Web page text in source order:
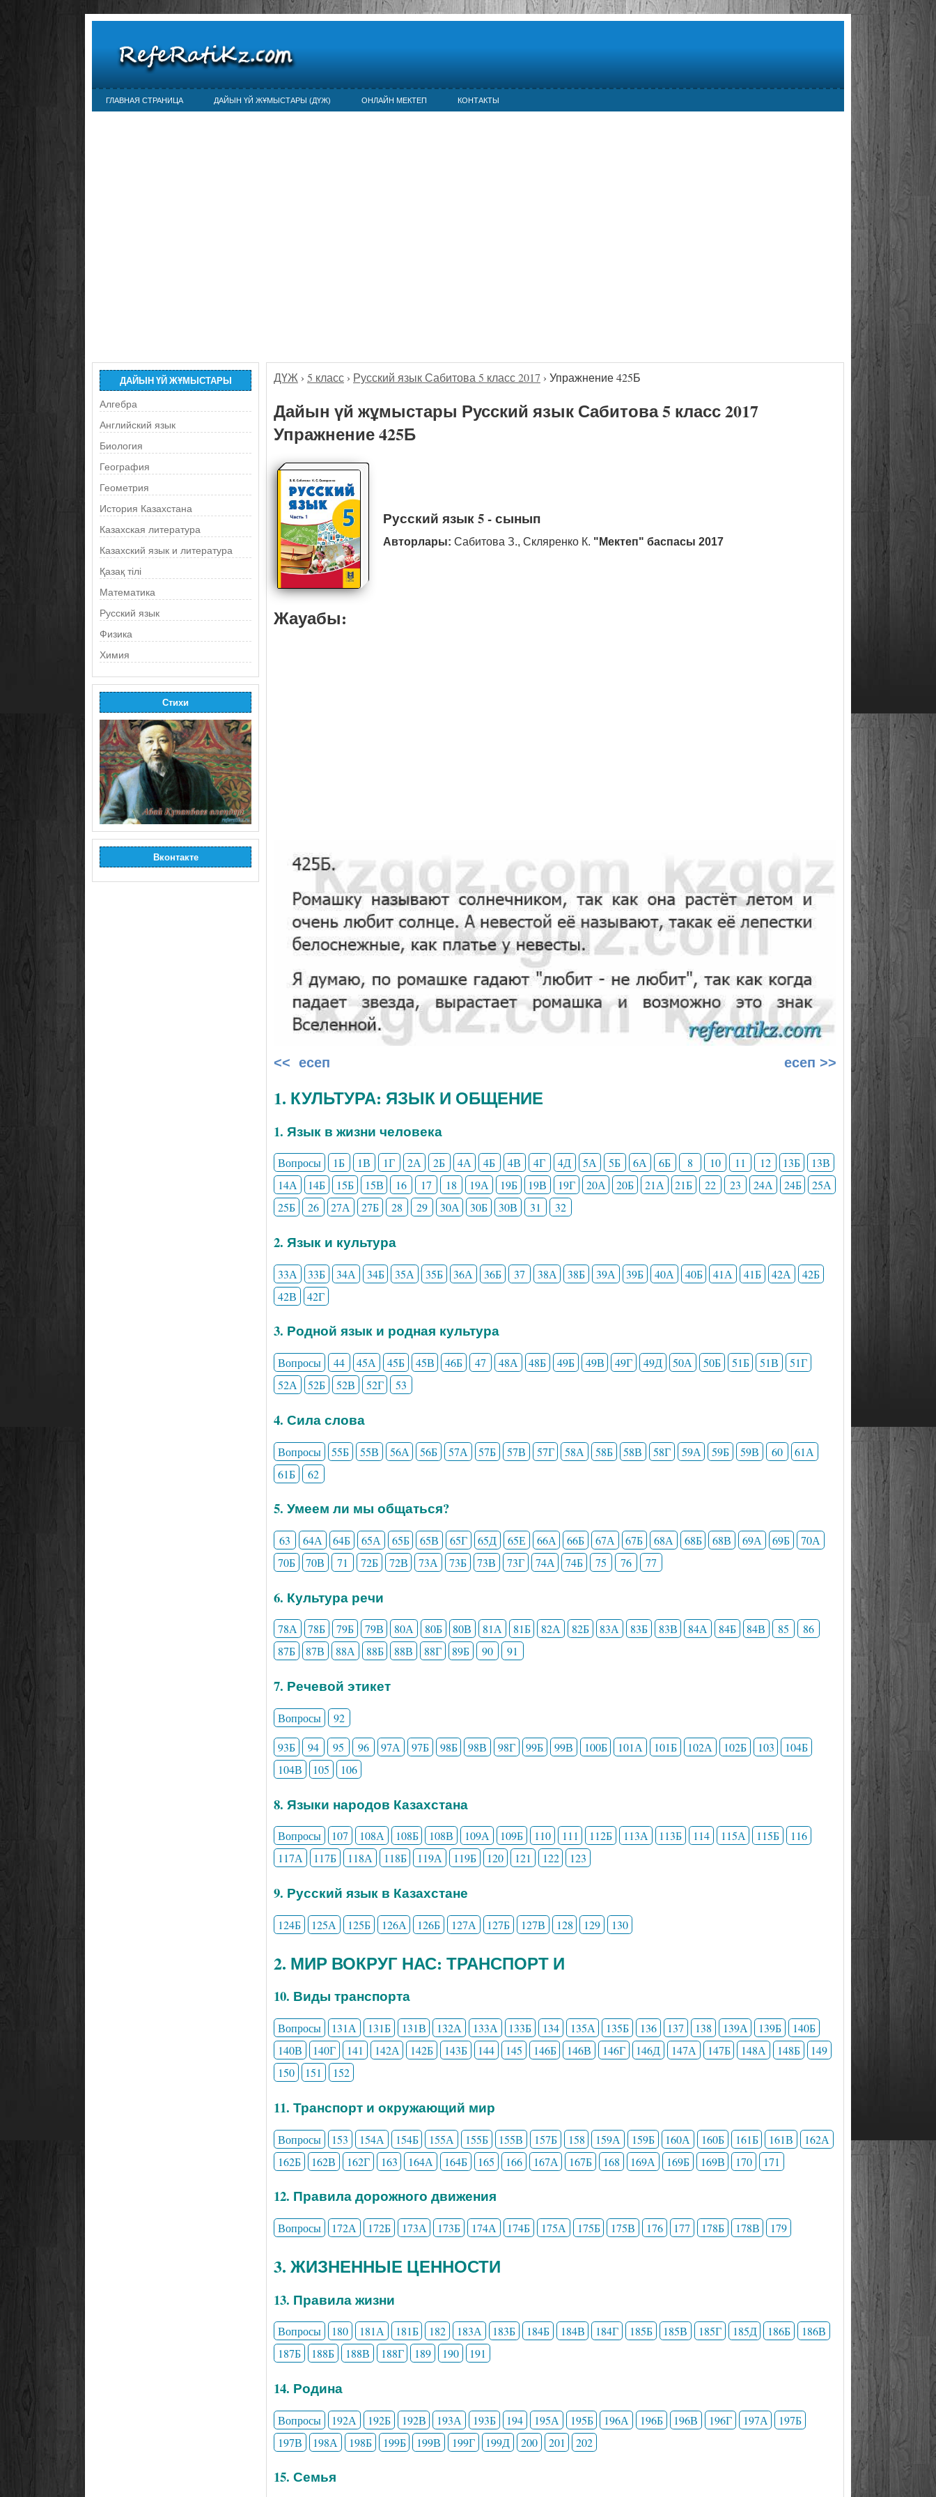
ГЛАВНАЯ СТРАНИЦА ДАЙЫН ҮЙ ЖҰМЫСТАРЫ (ДҮЖ) ОНЛАЙН МЕКТЕП КОНТАКТЫ
ДАЙЫН ҮЙ ЖҰМЫСТАРЫ
Алгебра
Английский язык
Биология
География
Геометрия
История Казахстана
Казахская литература
Казахский язык и литература
Қазақ тілі
Математика
Русский язык
Физика
Химия
Стихи
Вконтакте
ДҮЖ › 5 класс › Русский язык Сабитова 5 класс 2017 › Упражнение 425Б
Дайын үй жұмыстары Русский язык Сабитова 5 класс 2017
Упражнение 425Б
Русский язык 5 - сынып
Авторлары: Сабитова З., Скляренко К. "Мектеп" баспасы 2017
Жауабы:
<< есеп есеп >>
1. КУЛЬТУРА: ЯЗЫК И ОБЩЕНИЕ
1. Язык в жизни человека
Вопросы 1Б 1В 1Г 2А 2Б 4А 4Б 4В 4Г 4Д 5А 5Б 6А 6Б 8 10 11 12 13Б
13В
14А
14Б 15Б 15В 16 17 18 19А 19Б 19В 19Г 20А 20Б 21А 21Б 22 23 24А 24Б
25А
25Б
26 27А 27Б 28 29 30А 30Б 30В 31 32
2. Язык и культура
33А 33Б 34А 34Б 35А 35Б 36А 36Б 37 38А 38Б 39А 39Б 40А 40Б 41А 41Б 42А
42Б
42В
42Г
3. Родной язык и родная культура
Вопросы 44 45А 45Б 45В 46Б 47 48А 48Б 49Б 49В 49Г 49Д 50А 50Б 51Б 51В
51Г
52А
52Б 52В 52Г 53
4. Сила слова
Вопросы 55Б 55В 56А 56Б 57А 57Б 57В 57Г 58А 58Б 58В 58Г 59А 59Б 59В 60
61А
61Б
62
5. Умеем ли мы общаться?
63 64А 64Б 65А 65Б 65В 65Г 65Д 65Е 66А 66Б 67А 67Б 68А 68Б 68В 69А 69Б
70А
70Б
70В 71 72Б 72В 73А 73Б 73В 73Г 74А 74Б 75 76 77
6. Культура речи
78А 78Б 79Б 79В 80А 80Б 80В 81А 81Б 82А 82Б 83А 83Б 83В 84А 84Б 84В 85
86
87Б
87В 88А 88Б 88В 88Г 89Б 90 91
7. Речевой этикет
Вопросы
92
93Б
94 95 96 97А 97Б 98Б 98В 98Г 99Б 99В 100Б 101А 101Б 102А 102Б 103
104Б
104В
105 106
8. Языки народов Казахстана
Вопросы 107 108А 108Б 108В 109А 109Б 110 111 112Б 113А 113Б 114 115А 115Б
116
117А
117Б 118А 118Б 119А 119Б 120 121 122 123
9. Русский язык в Казахстане
124Б 125А 125Б 126А 126Б 127А 127Б 127В 128 129 130
2. МИР ВОКРУГ НАС: ТРАНСПОРТ И
10. Виды транспорта
Вопросы 131А 131Б 131В 132А 133А 133Б 134 135А 135Б 136 137 138 139А 139Б
140Б
140В
140Г 141 142А 142Б 143Б 144 145 146Б 146В 146Г 146Д 147А 147Б 148А 148Б
149
150
151 152
11. Транспорт и окружающий мир
Вопросы 153 154А 154Б 155А 155Б 155В 157Б 158 159А 159Б 160А 160Б 161Б 161В
162А
162Б
162В 162Г 163 164А 164Б 165 166 167А 167Б 168 169А 169Б 169В 170 171
12. Правила дорожного движения
Вопросы 172А 172Б 173А 173Б 174А 174Б 175А 175Б 175В 176 177 178Б 178В 179
3. ЖИЗНЕННЫЕ ЦЕННОСТИ
13. Правила жизни
Вопросы 180 181А 181Б 182 183А 183Б 184Б 184В 184Г 185Б 185В 185Г 185Д 186Б
186В
187Б
188Б 188В 188Г 189 190 191
14. Родина
Вопросы 192А 192Б 192В 193А 193Б 194 195А 195Б 196А 196Б 196В 196Г 197А
197Б
197В
198А 198Б 199Б 199В 199Г 199Д 200 201 202
15. Семья